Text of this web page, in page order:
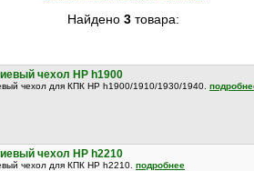
Найдено 3 товара:
чехол HP h1900
чехол для КПК HP h1900/1910/1930/1940.
чехол HP h2210
чехол для КПК HP h2210. подробнее